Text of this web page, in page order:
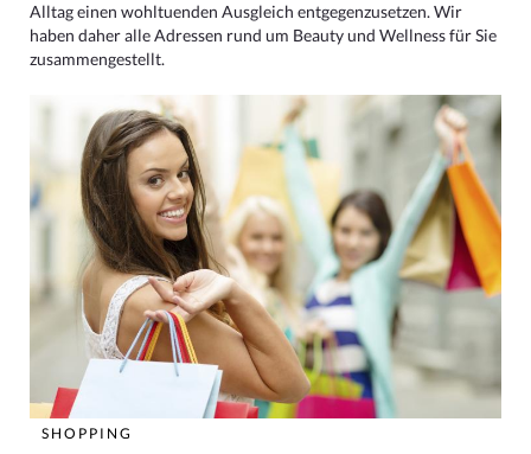
Alltag einen wohltuenden Ausgleich entgegenzusetzen. Wir
haben daher alle Adressen rund um Beauty und Wellness für Sie
zusammengestellt.
SHOPPING